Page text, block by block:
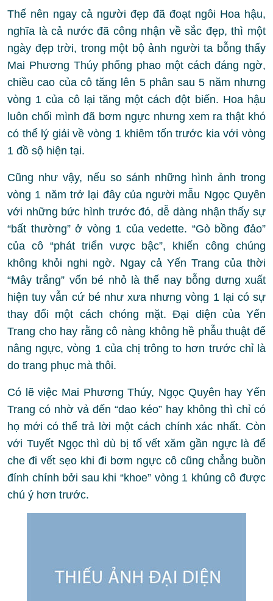
Thế nên ngay cả người đẹp đã đoạt ngôi Hoa hậu,
nghĩa là cả nước đã công nhận về sắc đẹp, thì một
ngày đẹp trời, trong một bộ ảnh người ta bỗng thấy
Mai Phương Thúy phổng phao một cách đáng ngờ,
chiều cao của cô tăng lên 5 phân sau 5 năm nhưng
vòng 1 của cô lại tăng một cách đột biến. Hoa hậu
luôn chối mình đã bơm ngực nhưng xem ra thật khó
có thể lý giải về vòng 1 khiêm tốn trước kia với vòng
1 đồ sộ hiện tại.
Cũng như vậy, nếu so sánh những hình ảnh trong
vòng 1 năm trở lại đây của người mẫu Ngọc Quyên
với những bức hình trước đó, dễ dàng nhận thấy sự
“bất thường” ở vòng 1 của vedette. “Gò bồng đảo”
của cô “phát triển vược bậc”, khiến công chúng
không khỏi nghi ngờ. Ngay cả Yến Trang của thời
“Mây trắng” vốn bé nhỏ là thế nay bỗng dưng xuất
hiện tuy vẫn cứ bé như xưa nhưng vòng 1 lại có sự
thay đổi một cách chóng mặt. Đại diện của Yến
Trang cho hay rằng cô nàng không hề phẫu thuật để
nâng ngực, vòng 1 của chị trông to hơn trước chỉ là
do trang phục mà thôi.
Có lẽ việc Mai Phương Thúy, Ngọc Quyên hay Yến
Trang có nhờ vả đến “dao kéo” hay không thì chỉ có
họ mới có thể trả lời một cách chính xác nhất. Còn
với Tuyết Ngọc thì dù bị tố vết xăm gần ngực là để
che đi vết sẹo khi đi bơm ngực cô cũng chẳng buồn
đính chính bởi sau khi “khoe” vòng 1 khủng cô được
chú ý hơn trước.